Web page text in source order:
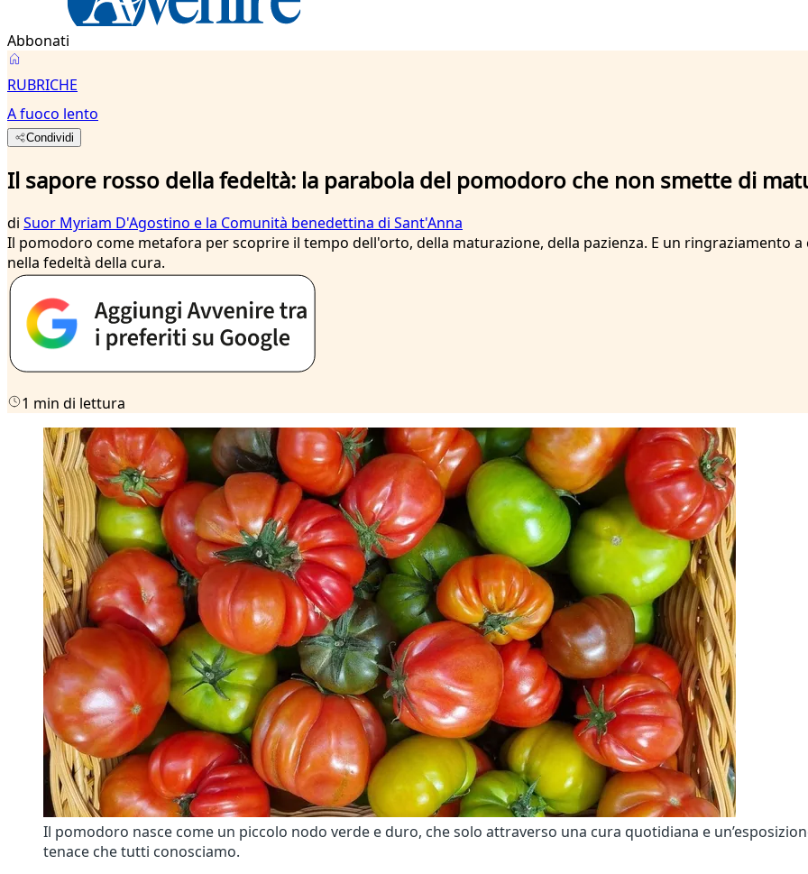
Abbonati
RUBRICHE
A fuoco lento
Condividi
Il sapore rosso della fedeltà: la parabola del pomodoro che non smette di
di Suor Myriam D'Agostino e la Comunità benedettina di Sant'Anna
Il pomodoro come metafora per scoprire il tempo dell'orto, della maturazione, della pazienza. E un ringraziamento
nella fedeltà della cura.
1 min di lettura
Il pomodoro nasce come un piccolo nodo verde e duro, che solo attraverso una cura quotidiana e
tenace che tutti conosciamo.